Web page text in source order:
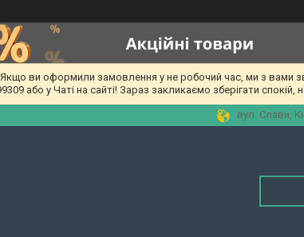
ви оформили замовлення у не робочий час, ми з вами
або у Чаті на сайті! Зараз закликаємо зберігати спокій,
вул. Слави,